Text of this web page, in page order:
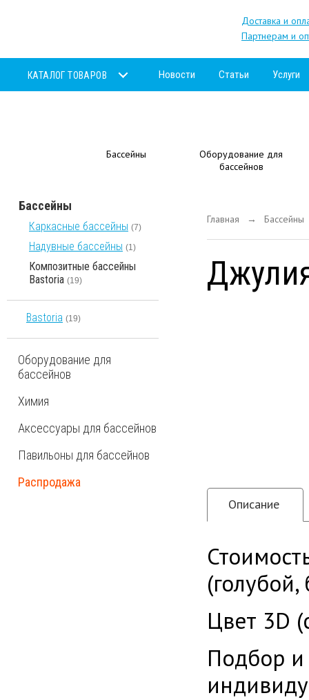
Доставка и
Партнерам и
КАТАЛОГ ТОВАРОВ Новости Статьи Услуги
Бассейны
Оборудование для
бассейнов
Бассейны
Каркасные бассейны (7)
Надувные бассейны (1)
Композитные бассейны
Bastoria (19)
Bastoria (19)
Оборудование для
бассейнов
Химия
Аксессуары для бассейнов
Павильоны для бассейнов
Распродажа
Главная → Бассейны
Описание
Цвет 3D
Подбор и